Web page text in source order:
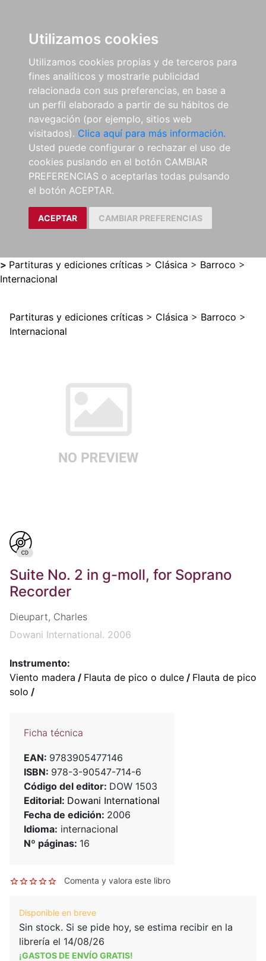
Utilizamos cookies
Utilizamos cookies propias y de terceros para
fines analíticos y mostrarle publicidad
relacionada con sus preferencias, en base a
un perfil elaborado a partir de su hábitos de
navegación (por ejemplo, sitios web
visitados). Clica aquí para más información.
Usted puede configurar o rechazar el uso de
cookies puslando en el botón CAMBIAR
PREFERENCIAS o aceptarlas todas pulsando
el botón ACEPTAR.
ACEPTAR CAMBIAR PREFERENCIAS
> Partituras y ediciones críticas > Clásica > Barroco >
Internacional
Partituras y ediciones críticas > Clásica > Barroco >
Internacional
Suite No. 2 in g-moll, for Soprano
Recorder
Dieupart, Charles
Dowani International. 2006
Instrumento:
Viento madera / Flauta de pico o dulce / Flauta de pico
solo /
Ficha técnica
EAN: 9783905477146
ISBN: 978-3-90547-714-6
Código del editor: DOW 1503
Editorial: Dowani International
Fecha de edición: 2006
Idioma: internacional
Nº páginas: 16
Comenta y valora este libro
Disponible en breve
Sin stock. Si se pide hoy, se estima recibir en la
librería el 14/08/26
¡GASTOS DE ENVÍO GRATIS!